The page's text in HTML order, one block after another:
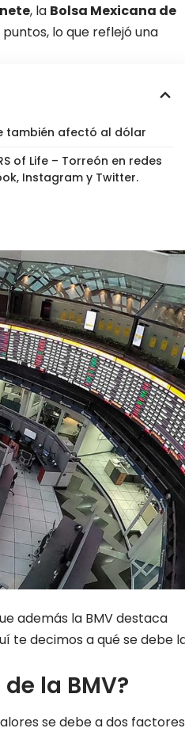
, la Bolsa Mexicana de
lo que reflejó una
también afectó al dólar
of Life – Torreón en redes
Instagram y Twitter.
además la BMV destaca
te decimos a qué se debe
la BMV?
se debe a dos